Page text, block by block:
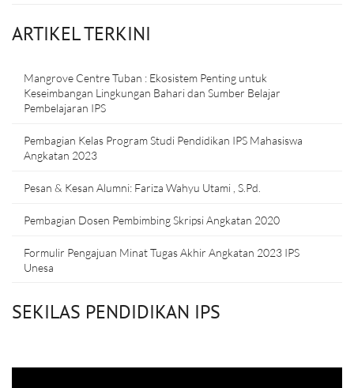
ARTIKEL TERKINI
Mangrove Centre Tuban : Ekosistem Penting untuk
Keseimbangan Lingkungan Bahari dan Sumber Belajar
Pembelajaran IPS
Pembagian Kelas Program Studi Pendidikan IPS Mahasiswa
Angkatan 2023
Pesan & Kesan Alumni: Fariza Wahyu Utami , S.Pd.
Pembagian Dosen Pembimbing Skripsi Angkatan 2020
Formulir Pengajuan Minat Tugas Akhir Angkatan 2023 IPS
Unesa
SEKILAS PENDIDIKAN IPS